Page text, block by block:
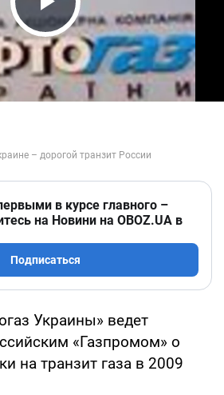
Play Video
в курсе главного –
на Новини на OBOZ.UA в
Подписаться
Украины» ведет
«Газпромом» о
на транзит газа в 2009